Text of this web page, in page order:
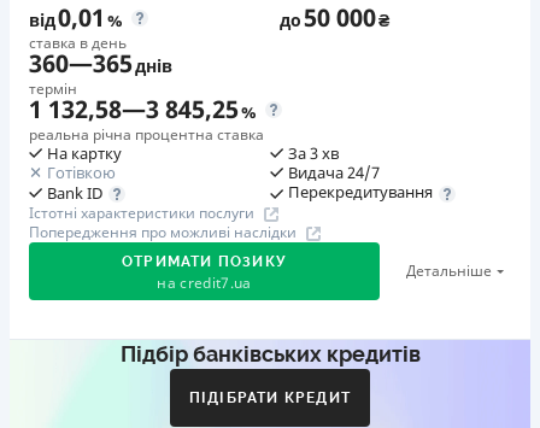
від0,01 %
ставка в день
до50 000₴
360—365днів
термін
1 132,58—3 845,25%
реальна річна процентна ставка
На картку
Готівкою
Bank ID
За 3 хв
Видача 24/7
Перекредитування
Істотні характеристики послуги
Попередження про можливі наслідки
ОТРИМАТИ ПОЗИКУ
на credit7.ua
Детальніше
Акція: «Кешбек за друга»
Коли друг реєструється та отримує перший кредит
Підбір банківських кредитів
ПІДІБРАТИ КРЕДИТ